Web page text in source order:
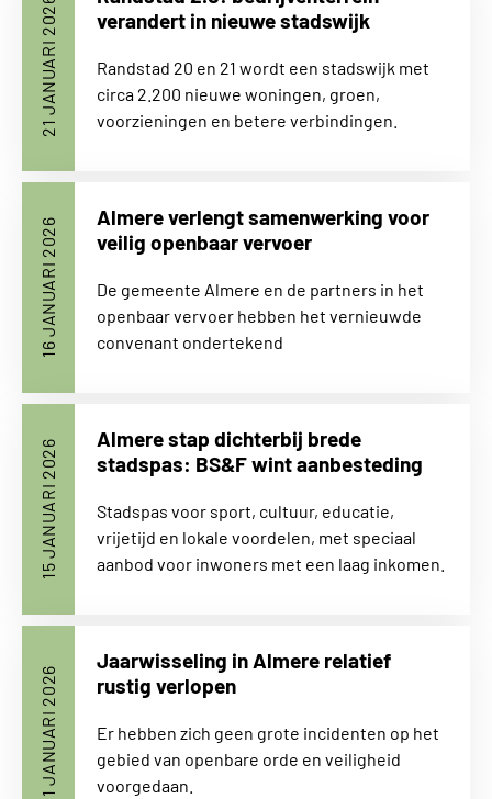
verandert in nieuwe stadswijk
21 JANUARI 2026
Randstad 20 en 21 wordt een stadswijk met
circa 2.200 nieuwe woningen, groen,
voorzieningen en betere verbindingen.
Almere verlengt samenwerking voor
veilig openbaar vervoer
16 JANUARI 2026
De gemeente Almere en de partners in het
openbaar vervoer hebben het vernieuwde
convenant ondertekend
Almere stap dichterbij brede
stadspas: BS&F wint aanbesteding
15 JANUARI 2026
Stadspas voor sport, cultuur, educatie,
vrijetijd en lokale voordelen, met speciaal
aanbod voor inwoners met een laag inkomen.
Jaarwisseling in Almere relatief
rustig verlopen
1 JANUARI 2026
Er hebben zich geen grote incidenten op het
gebied van openbare orde en veiligheid
voorgedaan.